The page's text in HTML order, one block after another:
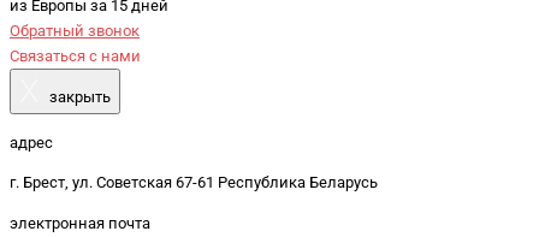
из Европы за 15 дней
Обратный звонок
Связаться с нами
закрыть
адрес
г. Брест, ул. Советская 67-61 Республика Беларусь
электронная почта